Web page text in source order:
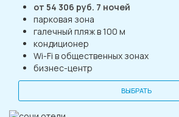
от 54 306 руб. 7 ночей
парковая зона
галечный пляж в 100 м
кондиционер
Wi-Fi в общественных зонах
бизнес-центр
ВЫБРАТЬ